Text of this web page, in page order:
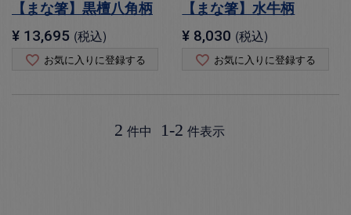
【まな箸】黒檀八角柄
¥ 13,695 税込
お気に入りに登録する
【まな箸】水牛柄
¥ 8,030 税込
お気に入りに登録する
2 件中 1-2 件表示